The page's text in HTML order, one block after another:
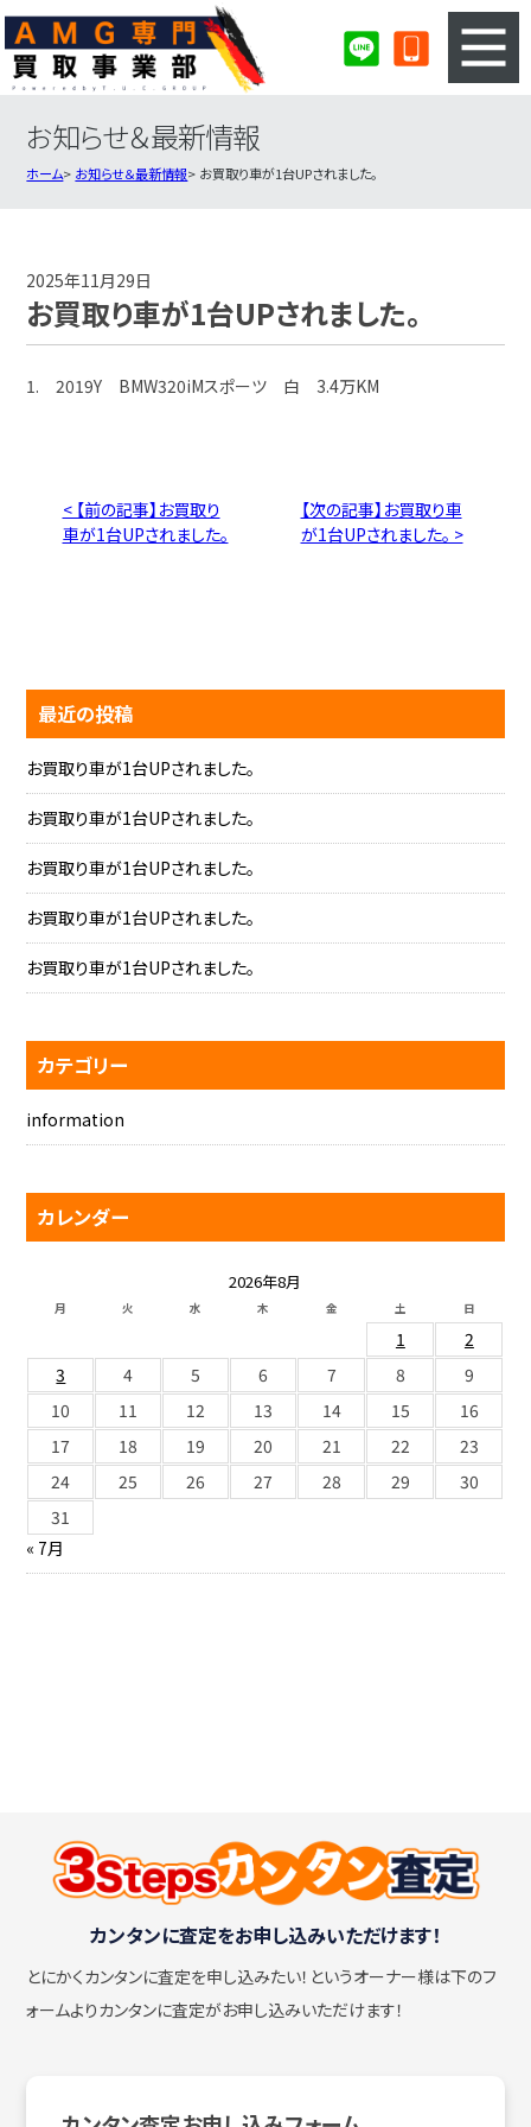
3ステップのカンタン査定
AMG買取実績
お知らせ＆最新情報
ホーム お知らせ＆最新情報 お買取り車が1台UPされました。
2025年11月29日
お買取り車が1台UPされました。
1. 2019Y BMW320iMスポーツ 白 3.4万KM
< 【前の記事】お買取り
車が1台UPされました。
【次の記事】お買取り車
が1台UPされました。 >
最近の投稿
お買取り車が1台UPされました。
お買取り車が1台UPされました。
お買取り車が1台UPされました。
お買取り車が1台UPされました。
お買取り車が1台UPされました。
カテゴリー
information
カレンダー
2026年8月
月 火 水 木 金 土 日
1
2
3
4 5 6 7 8
9
10
11 12 13 14 15
16
17
18 19 20 21 22
23
24
25 26 27 28 29
30
31
« 7月
カンタンに査定をお申し込みいただけます！
とにかくカンタンに査定を申し込みたい！ というオーナー様は下のフ
ォームよりカンタンに査定がお申し込みいただけます！